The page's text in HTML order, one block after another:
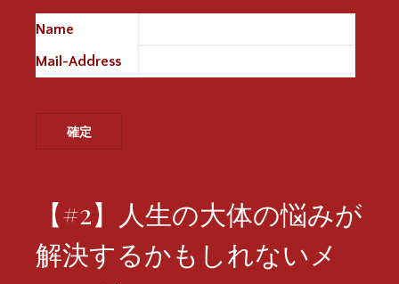
Name
Mail-Address
【#2】人生の大体の悩みが
解決するかもしれないメ